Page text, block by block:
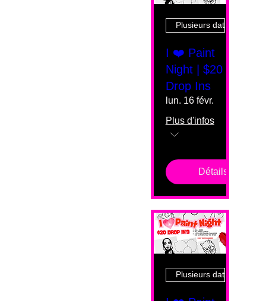
Plusieurs dates
I ❤️ Paint
Night | $20
Drop Ins
lun. 16 févr.
Plus d'infos
Détails
Plusieurs dates